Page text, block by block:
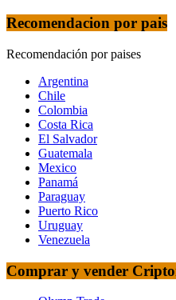
Recomendacion por pais
Recomendación por paises
Argentina
Chile
Colombia
Costa Rica
El Salvador
Guatemala
Mexico
Panamá
Paraguay
Puerto Rico
Uruguay
Venezuela
Comprar y vender